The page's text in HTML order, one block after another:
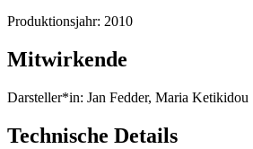
Produktionsjahr: 2010
Mitwirkende
Darsteller*in: Jan Fedder, Maria Ketikidou
Technische Details